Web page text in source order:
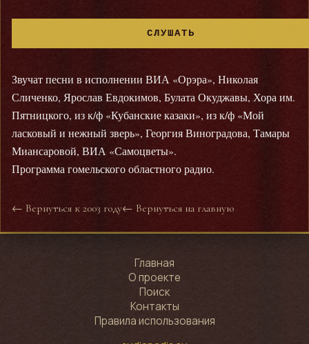
СЛУШАТЬ
Звучат песни в исполнении ВИА «Орэра», Николая
Сличенко, Ярослав Евдокимов, Булата Окуджавы, Хора им.
Пятницкого, из к/ф «Кубанские казаки», из к/ф «Мой
ласковый и нежный зверь», Георгия Виноградова, Тамары
Миансаровой, ВИА «Самоцветы».
Программа гомельского областного радио.
← Вернуться к 2003 году← Вернуться на главную
Главная
О проекте
Поиск
Контакты
Правила использования